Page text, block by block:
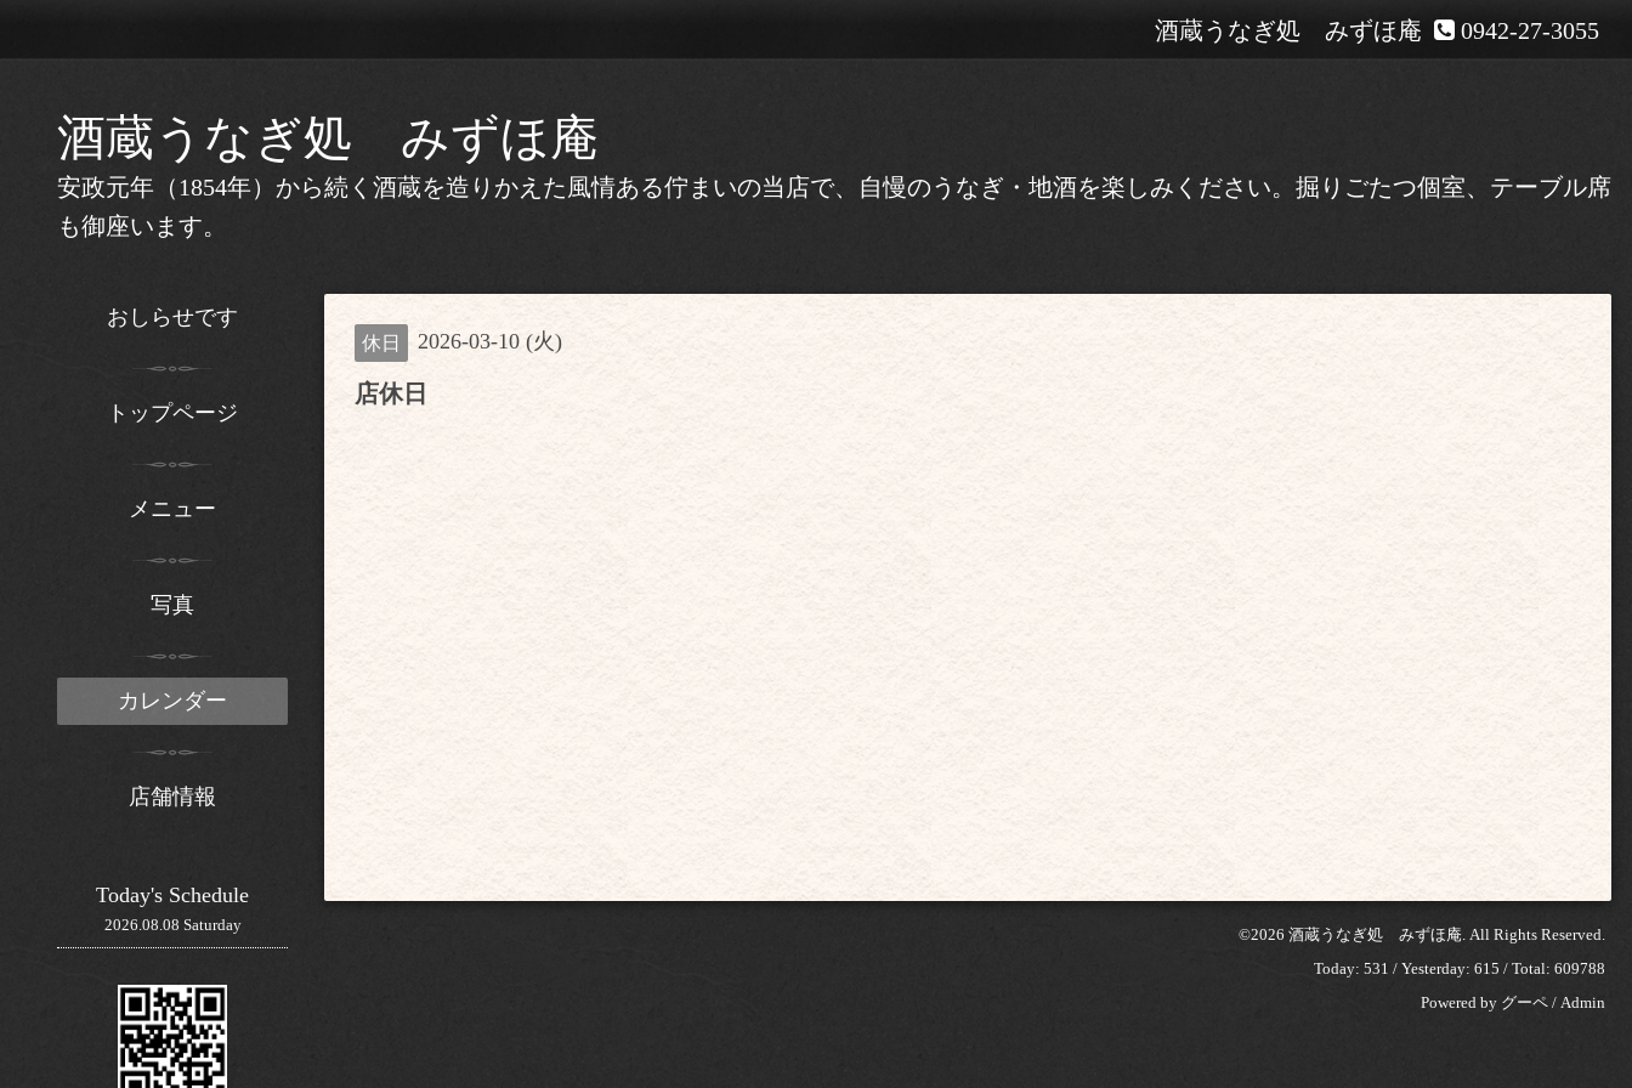
0942-27-3055
酒蔵うなぎ処 みずほ庵
酒蔵うなぎ処 みずほ庵
安政元年（1854年）から続く酒蔵を造りかえた風情ある佇まいの当店で、自慢のうなぎ・地酒を楽しみください。掘りごたつ個室、テーブル席
も御座います。
休日 2026-03-10 (火)
店休日
©2026 酒蔵うなぎ処 みずほ庵. All Rights Reserved.
Today: 531 / Yesterday: 615 / Total: 609788
Powered by グーペ / Admin
おしらせです
トップページ
メニュー
写真
カレンダー
店舗情報
Today's Schedule
2026.08.08 Saturday